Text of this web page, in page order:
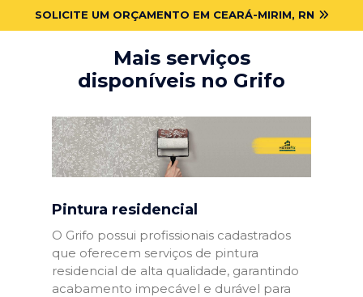
SOLICITE UM ORÇAMENTO EM CEARÁ-MIRIM, RN
Mais serviços
disponíveis no Grifo
Pintura residencial
O Grifo possui profissionais cadastrados
que oferecem serviços de pintura
residencial de alta qualidade, garantindo
acabamento impecável e durável para